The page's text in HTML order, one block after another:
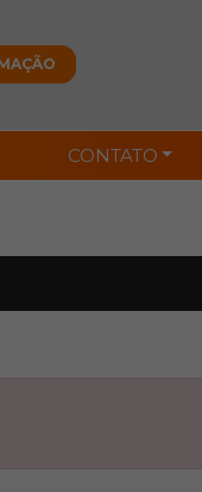
CONTATO